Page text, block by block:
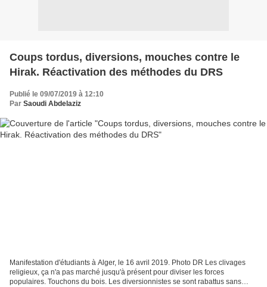
Coups tordus, diversions, mouches contre le
Hirak. Réactivation des méthodes du DRS
Publié le 09/07/2019 à 12:10
Par Saoudi Abdelaziz
Manifestation d'étudiants à Alger, le 16 avril 2019. Photo DR Les clivages
religieux, ça n'a pas marché jusqu'à présent pour diviser les forces
populaires. Touchons du bois. Les diversionnistes se sont rabattus sans